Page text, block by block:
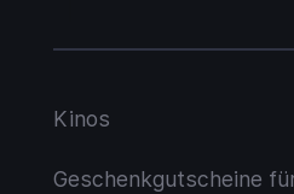
Kinos
Geschenkgutscheine